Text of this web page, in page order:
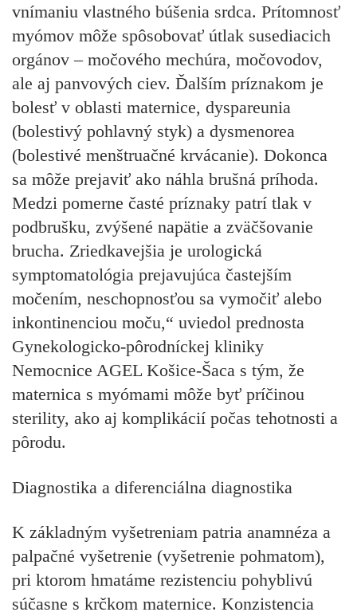
vnímaniu vlastného búšenia srdca. Prítomnosť
myómov môže spôsobovať útlak susediacich
orgánov – močového mechúra, močovodov,
ale aj panvových ciev. Ďalším príznakom je
bolesť v oblasti maternice, dyspareunia
(bolestivý pohlavný styk) a dysmenorea
(bolestivé menštruačné krvácanie). Dokonca
sa môže prejaviť ako náhla brušná príhoda.
Medzi pomerne časté príznaky patrí tlak v
podbrušku, zvýšené napätie a zväčšovanie
brucha. Zriedkavejšia je urologická
symptomatológia prejavujúca častejším
močením, neschopnosťou sa vymočiť alebo
inkontinenciou moču,“ uviedol prednosta
Gynekologicko-pôrodníckej kliniky
Nemocnice AGEL Košice-Šaca s tým, že
maternica s myómami môže byť príčinou
sterility, ako aj komplikácií počas tehotnosti a
pôrodu.
Diagnostika a diferenciálna diagnostika
K základným vyšetreniam patria anamnéza a
palpačné vyšetrenie (vyšetrenie pohmatom),
pri ktorom hmatáme rezistenciu pohyblivú
súčasne s krčkom maternice. Konzistencia